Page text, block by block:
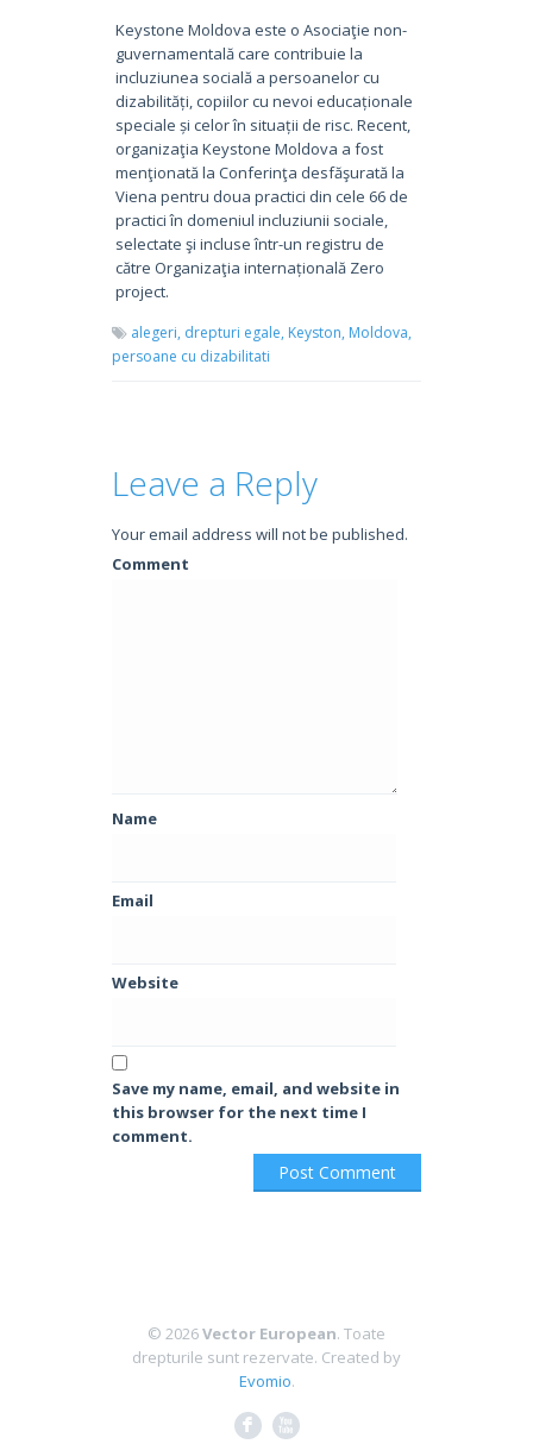
Keystone Moldova este o Asociaţie non-
guvernamentală care contribuie la
incluziunea socială a persoanelor cu
dizabilități, copiilor cu nevoi educaționale
speciale și celor în situații de risc. Recent,
organizaţia Keystone Moldova a fost
menţionată la Conferinţa desfăşurată la
Viena pentru doua practici din cele 66 de
practici în domeniul incluziunii sociale,
selectate şi incluse într-un registru de
către Organizaţia internațională Zero
project.
alegeri, drepturi egale, Keyston, Moldova,
persoane cu dizabilitati
Leave a Reply
Your email address will not be published.
Comment
Name
Email
Website
Save my name, email, and website in
this browser for the next time I
comment.
© 2026Vector European. Toate
drepturile sunt rezervate. Created by
Evomio.
F X